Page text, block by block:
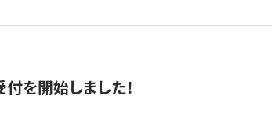
を開始しました！